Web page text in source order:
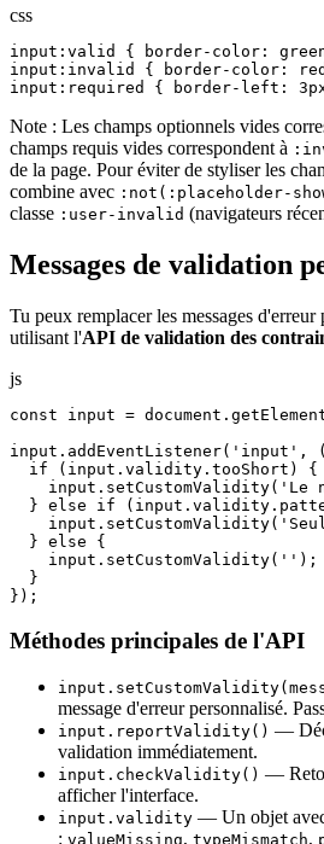
css
input:valid { border-color:
input:invalid { border-color:
input:required { border-left:
Note : Les champs optionnels vides
champs requis vides correspondent à
de la page. Pour éviter de styliser les
combine avec :not(:placeholder-
classe :user-invalid (navigateurs
Messages de validation
Tu peux remplacer les messages
utilisant l'API de validation des
js
const input =
input.addEventListener('input',
  if (input.validity.tooShort) {
input.setCustomValidity('Le
} else if
  } else {
  }
});
Méthodes principales de l'API
message d'erreur personnalisé.
input.reportValidity() —
validation immédiatement.
input.checkValidity() —
afficher l'interface.
input.validity — Un objet
: valueMissing, typeMismatch,